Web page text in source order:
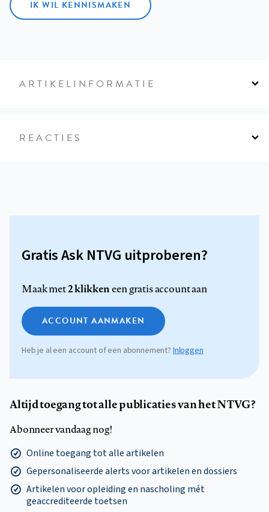
IK WIL KENNISMAKEN
ARTIKELINFORMATIE
REACTIES
Gratis Ask NTVG uitproberen?
Maak met2 klikkeneen gratis account aan
ACCOUNT AANMAKEN
Heb je al een account of een abonnement?Inloggen
Altijd toegang tot alle publicaties van het NTVG?
Abonneer vandaag nog!
Online toegang tot alle artikelen
Gepersonaliseerde alerts voor artikelen en dossiers
Artikelen voor opleiding en nascholing mét
geaccrediteerde toetsen